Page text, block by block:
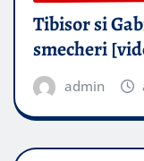
Tibisor si
smecheri
admin